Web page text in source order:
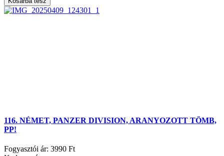
116. NÉMET, PANZER DIVISION, ARANYOZOTT TÖMB,
PP!
Fogyasztói ár: 3990 Ft